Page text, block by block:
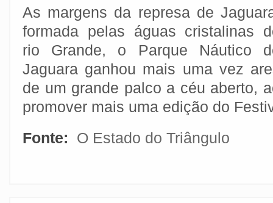
As margens da represa de
formada pelas águas cristalinas
rio Grande, o Parque Náutico
Jaguara ganhou mais uma vez
de um grande palco a céu aberto,
promover mais uma edição do
Fonte:
O Estado do Triângulo